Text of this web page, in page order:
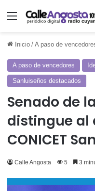
Menú
Inicio / A paso de
A paso de vencedores
Sanluiseños destacados
Senado de
distingue al
CONICET
Calle Angosta 5 3